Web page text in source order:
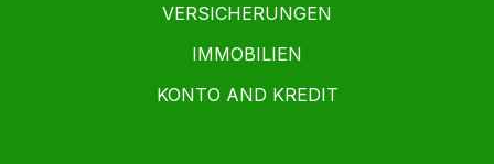
VERSICHERUNGEN
IMMOBILIEN
KONTO AND KREDIT